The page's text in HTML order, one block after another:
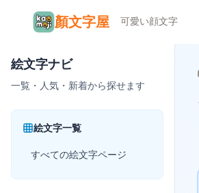
顏文字屋 可愛い顔文字
絵文字ナビ
一覧・人気・新着から探せます
絵文字一覧
すべての絵文字ページ